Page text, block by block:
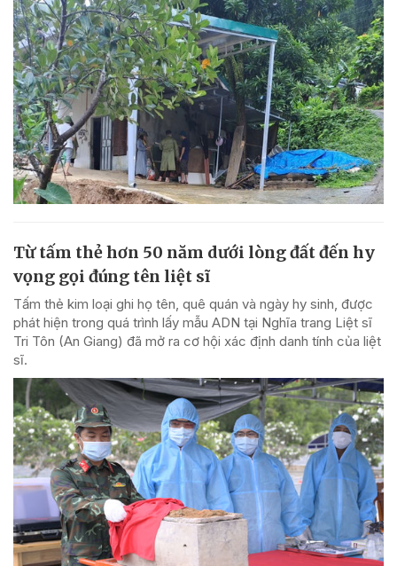
Từ tấm thẻ hơn 50 năm dưới lòng đất đến hy
vọng gọi đúng tên liệt sĩ
Tấm thẻ kim loại ghi họ tên, quê quán và ngày hy sinh, được
phát hiện trong quá trình lấy mẫu ADN tại Nghĩa trang Liệt sĩ
Tri Tôn (An Giang) đã mở ra cơ hội xác định danh tính của liệt
sĩ.